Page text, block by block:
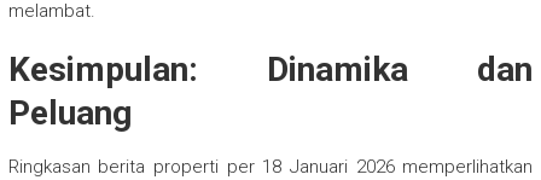
melambat.
Kesimpulan: Dinamika dan
Peluang
Ringkasan berita properti per 18 Januari 2026 memperlihatkan